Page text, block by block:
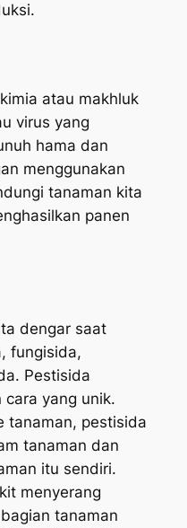
atau makhluk
virus yang
hama dan
menggunakan
tanaman kita
panen
dengar saat
fungisida,
Pestisida
yang unik.
tanaman, pestisida
tanaman dan
itu sendiri.
menyerang
tanaman